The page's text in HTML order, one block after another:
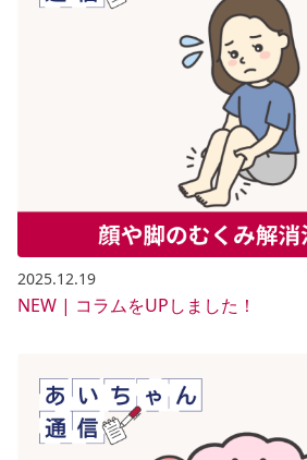
2025.12.19
NEW | コラムをUPしました！